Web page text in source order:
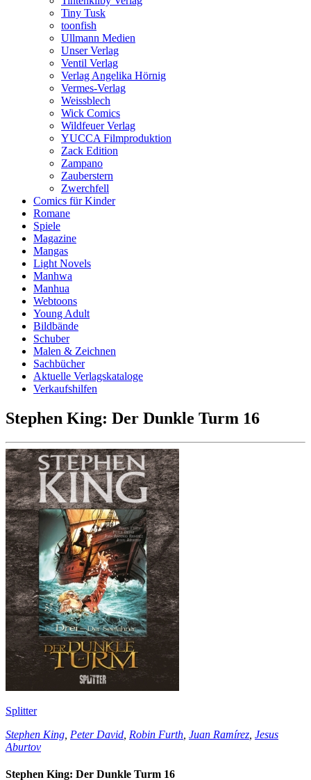
Tiny Tusk
toonfish
Ullmann Medien
Unser Verlag
Ventil Verlag
Verlag Angelika Hörnig
Vermes-Verlag
Weissblech
Wick Comics
Wildfeuer Verlag
YUCCA Filmproduktion
Zack Edition
Zampano
Zauberstern
Zwerchfell
Comics für Kinder
Romane
Spiele
Magazine
Mangas
Light Novels
Manhwa
Manhua
Webtoons
Young Adult
Bildbände
Schuber
Malen & Zeichnen
Sachbücher
Aktuelle Verlagskataloge
Verkaufshilfen
Stephen King: Der Dunkle Turm 16
Splitter
Stephen King Peter David Robin Furth Juan Ramírez Jesus
Aburtov
Stephen King: Der Dunkle Turm 16